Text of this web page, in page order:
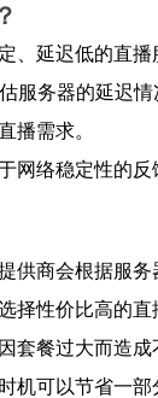
、延迟低的直
服务器的延迟情
播需求。
网络稳定性的反
供商会根据服
择性价比高的直
套餐过大而造成
机可以节省一部